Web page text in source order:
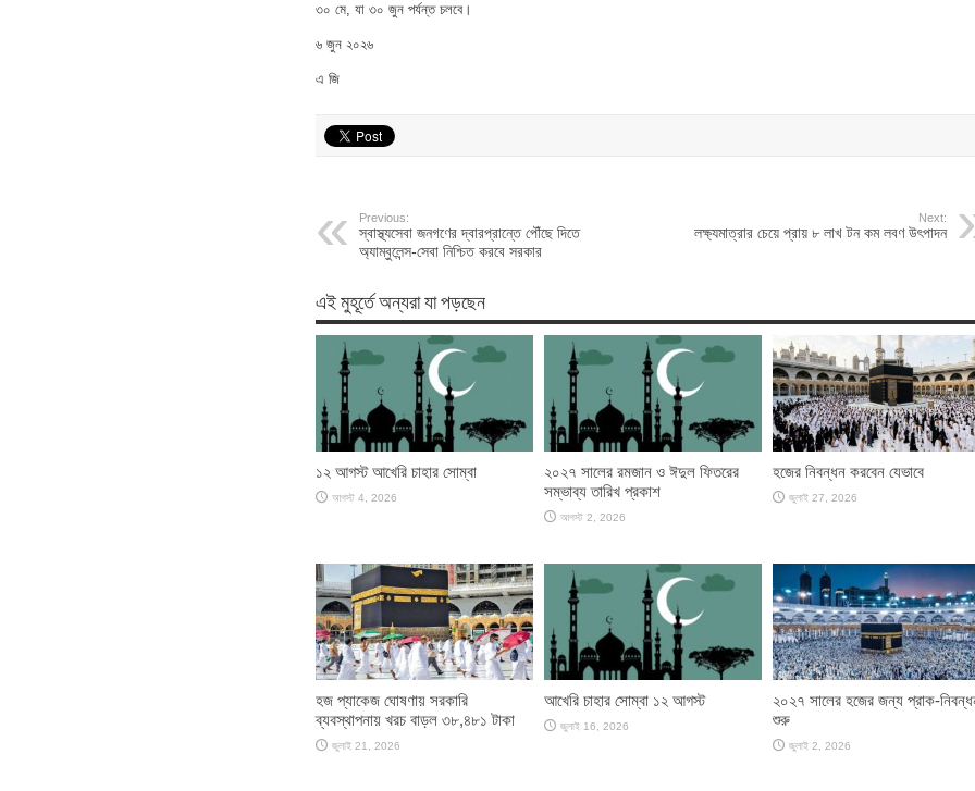
৩০ মে, যা ৩০ জুন পর্যন্ত চলবে।
৬ জুন ২০২৬
এ জি
Previous:
স্বাস্থ্যসেবা জনগণের দ্বারপ্রান্তে পৌঁছে দিতে
অ্যাম্বুলেন্স-সেবা নিশ্চিত করবে সরকার
Next:
লক্ষ্যমাত্রার চেয়ে প্রায় ৮ লাখ টন কম লবণ উৎপাদন
এই মুহূর্তে অন্যরা যা পড়ছেন
১২ আগস্ট আখেরি চাহার সোম্বা
আগস্ট 4, 2026
২০২৭ সালের রমজান ও ঈদুল ফিতরের
সম্ভাব্য তারিখ প্রকাশ
আগস্ট 2, 2026
হজের নিবন্ধন করবেন যেভাবে
জুলাই 27, 2026
হজ প্যাকেজ ঘোষণায় সরকারি
ব্যবস্থাপনায় খরচ বাড়ল ৩৮,৪৮১ টাকা
জুলাই 21, 2026
আখেরি চাহার সোম্বা ১২ আগস্ট
জুলাই 16, 2026
২০২৭ সালের হজের জন্য প্রাক-
শুরু
জুলাই 2, 2026